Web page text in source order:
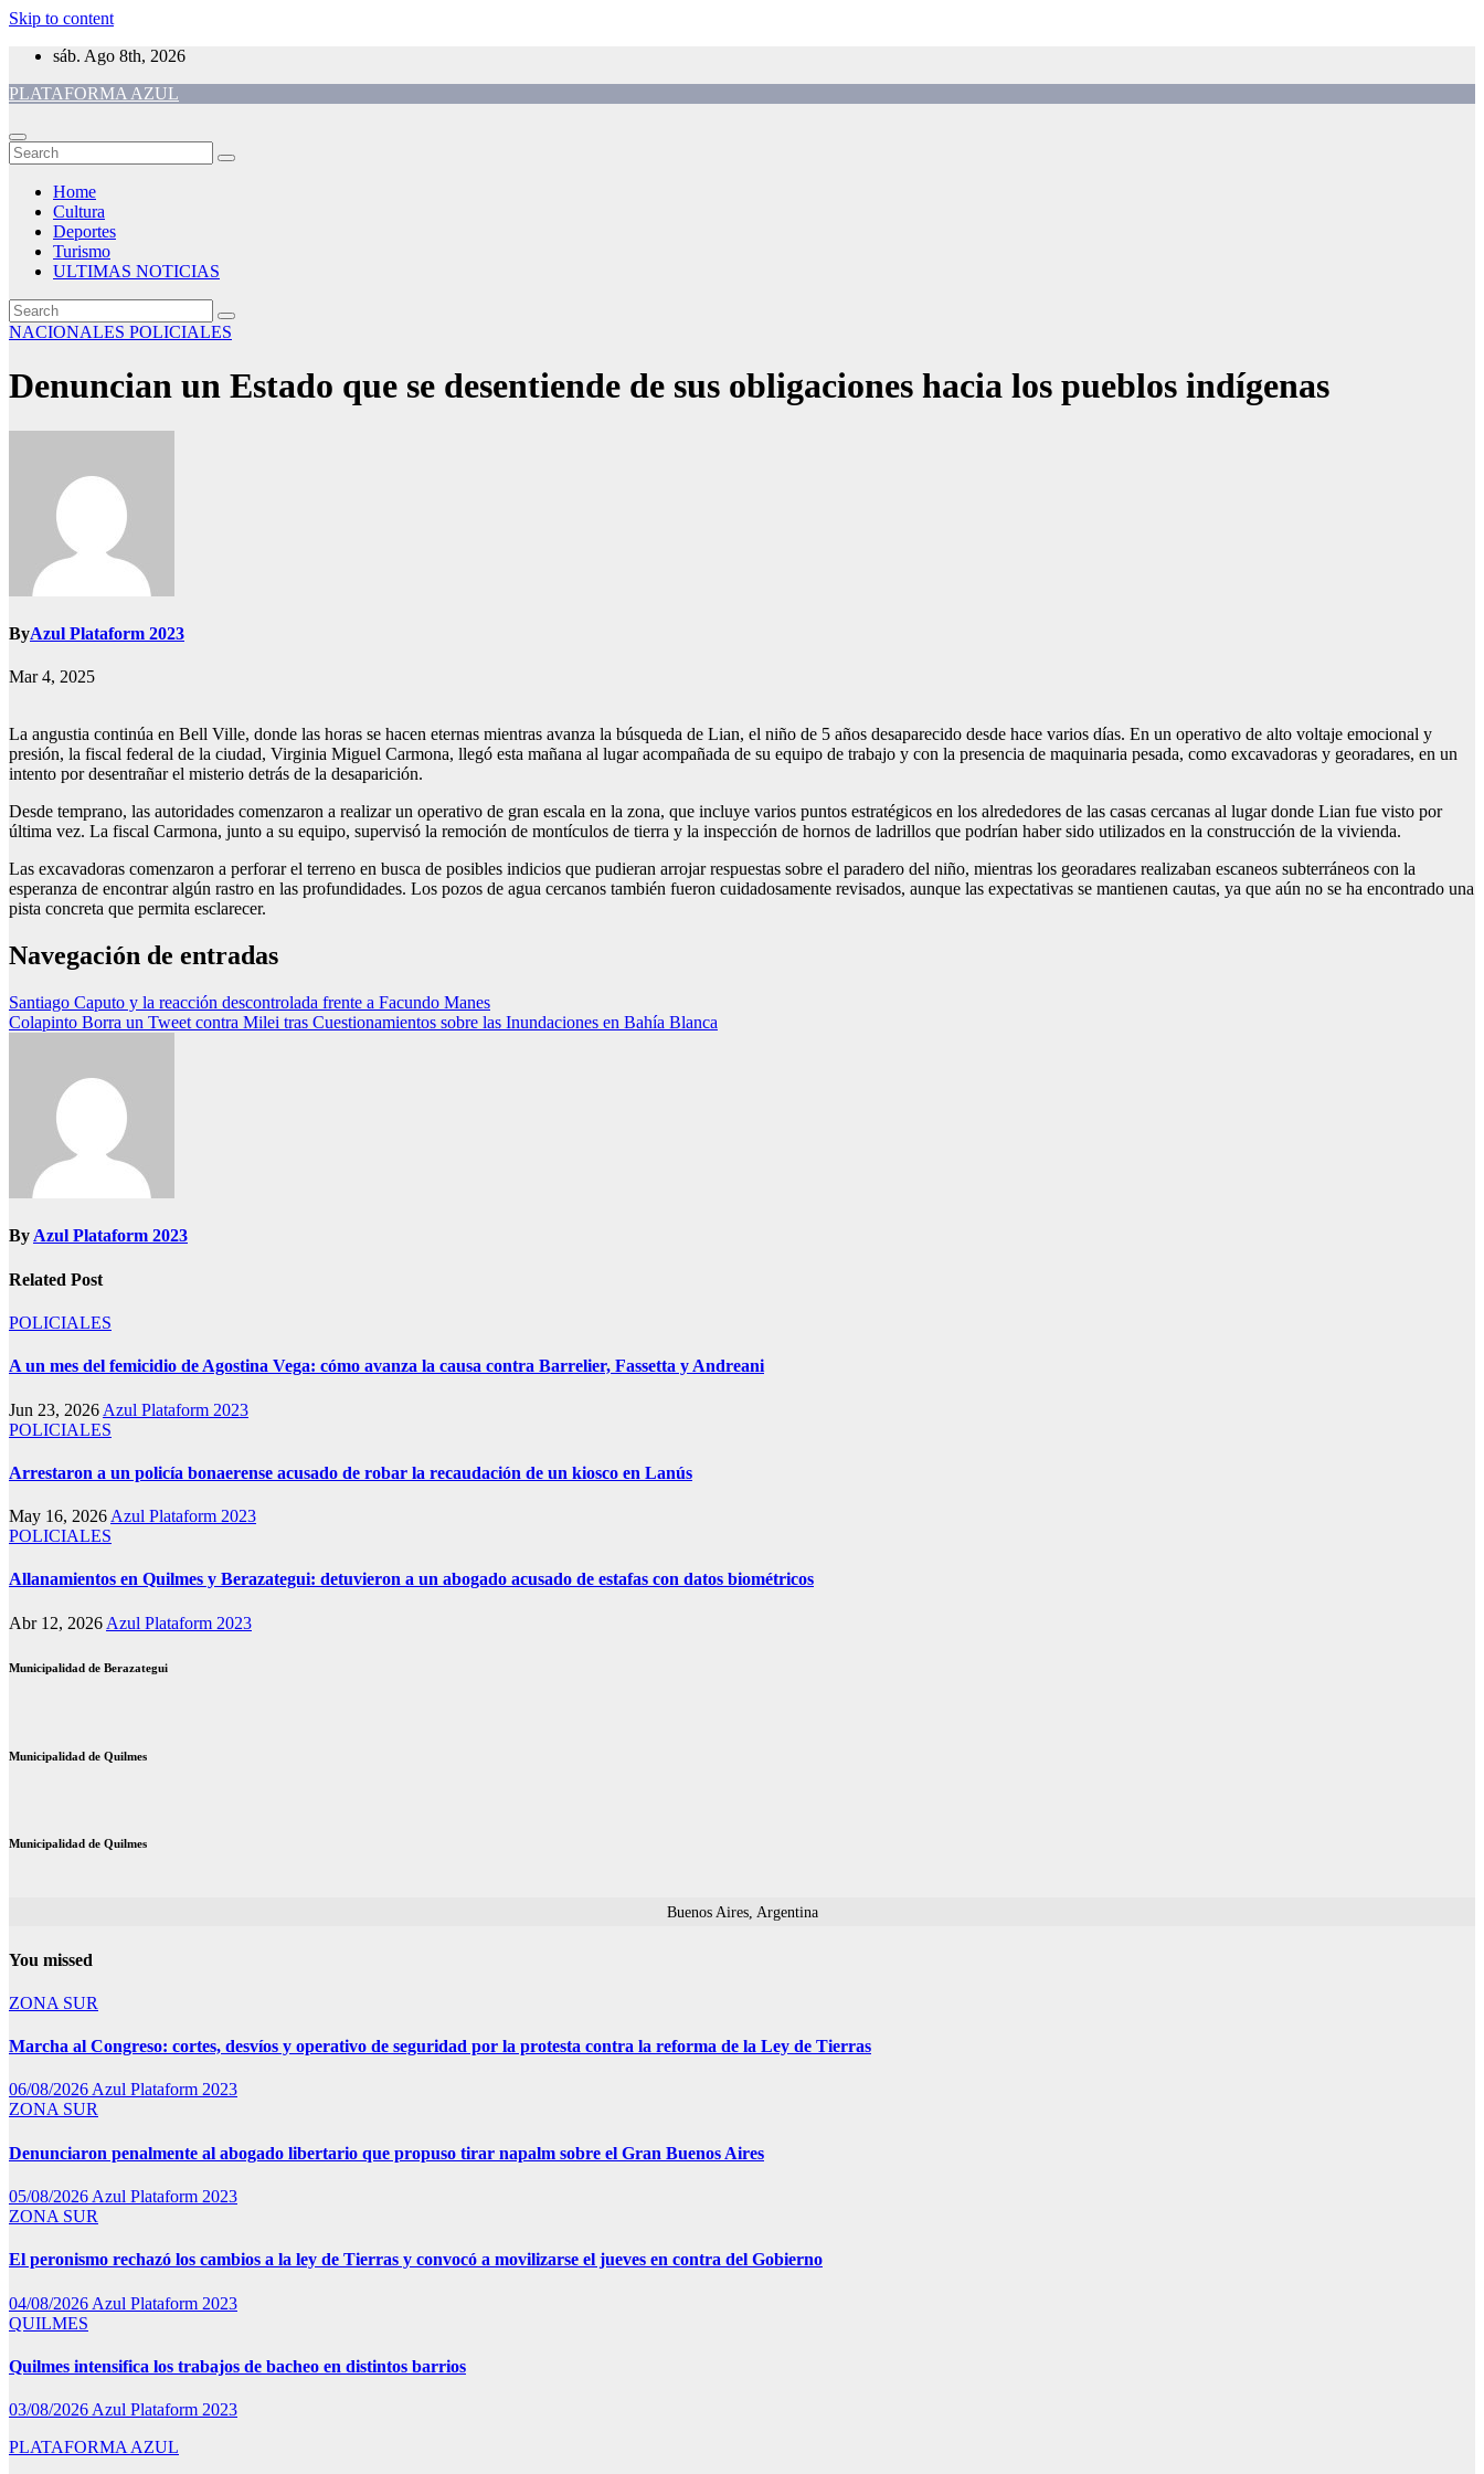
Skip to content
sáb. Ago 8th, 2026
PLATAFORMA AZUL
Home
Cultura
Deportes
Turismo
ULTIMAS NOTICIAS
NACIONALES POLICIALES
Denuncian un Estado que se desentiende de sus obligaciones hacia los pueblos indígenas
ByAzul Plataform 2023
Mar 4, 2025
La angustia continúa en Bell Ville, donde las horas se hacen eternas mientras avanza la búsqueda de Lian, el niño de 5 años desaparecido desde hace varios días. En un operativo de alto voltaje emocional y
presión, la fiscal federal de la ciudad, Virginia Miguel Carmona, llegó esta mañana al lugar acompañada de su equipo de trabajo y con la presencia de maquinaria pesada, como excavadoras y georadares, en un
intento por desentrañar el misterio detrás de la desaparición.
Desde temprano, las autoridades comenzaron a realizar un operativo de gran escala en la zona, que incluye varios puntos estratégicos en los alrededores de las casas cercanas al lugar donde Lian fue visto por
última vez. La fiscal Carmona, junto a su equipo, supervisó la remoción de montículos de tierra y la inspección de hornos de ladrillos que podrían haber sido utilizados en la construcción de la vivienda.
Las excavadoras comenzaron a perforar el terreno en busca de posibles indicios que pudieran arrojar respuestas sobre el paradero del niño, mientras los georadares realizaban escaneos subterráneos con la
esperanza de encontrar algún rastro en las profundidades. Los pozos de agua cercanos también fueron cuidadosamente revisados, aunque las expectativas se mantienen cautas, ya que aún no se ha encontrado una
pista concreta que permita esclarecer.
Navegación de entradas
Santiago Caputo y la reacción descontrolada frente a Facundo Manes
Colapinto Borra un Tweet contra Milei tras Cuestionamientos sobre las Inundaciones en Bahía Blanca
ByAzul Plataform 2023
Related Post
POLICIALES
A un mes del femicidio de Agostina Vega: cómo avanza la causa contra Barrelier, Fassetta y Andreani
Jun 23, 2026 Azul Plataform 2023
POLICIALES
Arrestaron a un policía bonaerense acusado de robar la recaudación de un kiosco en Lanús
May 16, 2026 Azul Plataform 2023
POLICIALES
Allanamientos en Quilmes y Berazategui: detuvieron a un abogado acusado de estafas con datos biométricos
Abr 12, 2026 Azul Plataform 2023
Municipalidad de Berazategui
Municipalidad de Quilmes
Municipalidad de Quilmes
Buenos Aires, Argentina
You missed
ZONA SUR
Marcha al Congreso: cortes, desvíos y operativo de seguridad por la protesta contra la reforma de la Ley de Tierras
06/08/2026Azul Plataform 2023
ZONA SUR
Denunciaron penalmente al abogado libertario que propuso tirar napalm sobre el Gran Buenos Aires
05/08/2026 Azul Plataform 2023
ZONA SUR
El peronismo rechazó los cambios a la ley de Tierras y convocó a movilizarse el jueves en contra del Gobierno
04/08/2026 Azul Plataform 2023
QUILMES
Quilmes intensifica los trabajos de bacheo en distintos barrios
03/08/2026 Azul Plataform 2023
PLATAFORMA AZUL